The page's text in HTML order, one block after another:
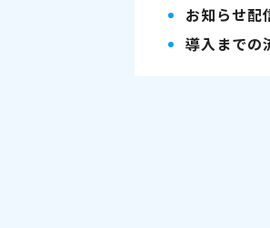
お知らせ配
導入までの